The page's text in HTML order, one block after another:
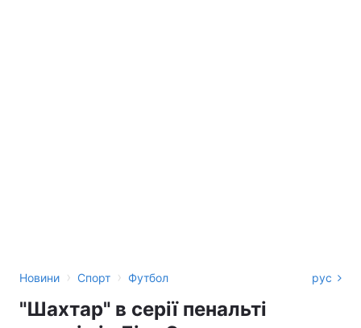
Новини › Спорт › Футбол рус
"Шахтар" в серії пенальті